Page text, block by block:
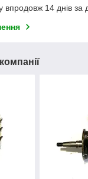
впродовж 14 днів за